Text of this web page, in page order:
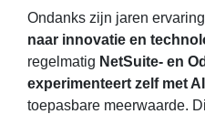
Ondanks zijn jaren
naar innovatie en
regelmatig NetSuite- en
experimenteert zelf met AI
toepasbare meerwaarde.